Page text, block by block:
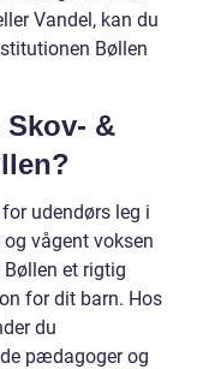
Vandel, kan du
Bøllen
&
udendørs leg i
vågent voksen
et rigtig
for dit barn. Hos
du
pædagoger og